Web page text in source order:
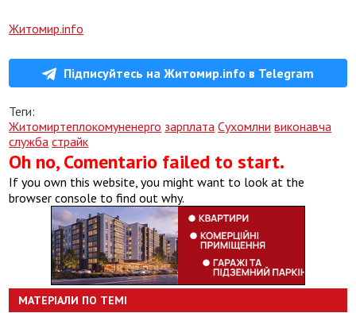
Житомир.info
Підписуйтесь на Житомир.info в Telegram
Теги:
Житомиртеплокомуненерго зарплата Сухомлни виконавча
служба страйк
Oh no, Comentario failed to start.
If you own this website, you might want to look at the
browser console to find out why.
МАТЕРІАЛИ ПО ТЕМІ